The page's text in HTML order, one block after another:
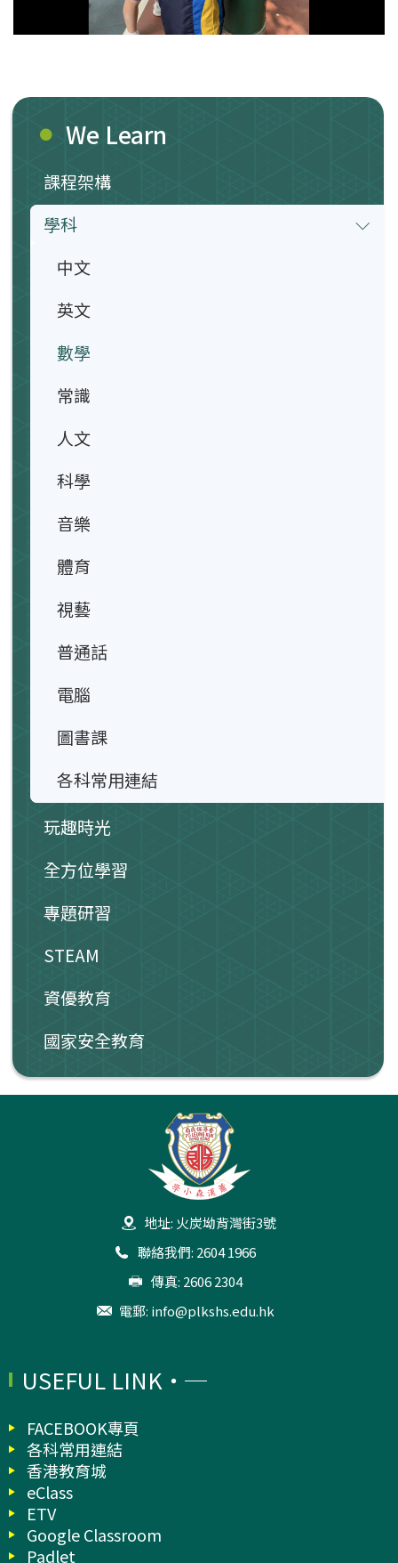
We Learn
課程架構
學科
中文
英文
數學
常識
人文
科學
音樂
體育
視藝
普通話
電腦
圖書課
各科常用連結
玩趣時光
全方位學習
專題研習
STEAM
資優教育
國家安全教育
地址: 火炭坳背灣街3號
聯絡我們: 2604 1966
傳真: 2606 2304
電郵: info@plkshs.edu.hk
USEFUL LINK
FACEBOOK專頁
各科常用連結
香港教育城
eClass
ETV
Google Classroom
Padlet